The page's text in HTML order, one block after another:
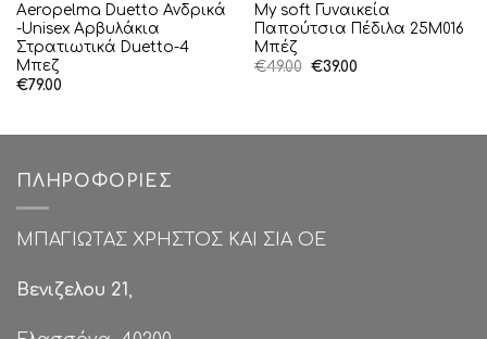
Aeropelma Duetto Ανδρικά
-Unisex Αρβυλάκια
Στρατιωτικά Duetto-4
Μπεζ
€79.00
My soft Γυναικεία
Παπούτσια Πέδιλα 25M016
Μπέζ
€49.00 Original
€39.00Η
ΠΛΗΡΟΦΟΡΊΕΣ
ΜΠΑΓΙΩΤΑΣ ΧΡΗΣΤΟΣ ΚΑΙ ΣΙΑ ΟΕ
Βενιζελου 21,